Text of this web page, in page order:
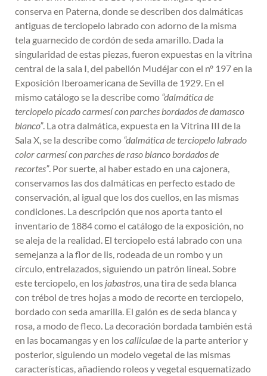
conserva en Paterna, donde se describen dos dalmáticas
antiguas de terciopelo labrado con adorno de la misma
tela guarnecido de cordón de seda amarillo. Dada la
singularidad de estas piezas, fueron expuestas en la vitrina
central de la sala I, del pabellón Mudéjar con el nº 197 en la
Exposición Iberoamericana de Sevilla de 1929. En el
mismo catálogo se la describe como “dalmática de
terciopelo picado carmesí con parches bordados de damasco
blanco”. La otra dalmática, expuesta en la Vitrina III de la
Sala X, se la describe como “dalmática de terciopelo labrado
color carmesí con parches de raso blanco bordados de
recortes”. Por suerte, al haber estado en una cajonera,
conservamos las dos dalmáticas en perfecto estado de
conservación, al igual que los dos cuellos, en las mismas
condiciones. La descripción que nos aporta tanto el
inventario de 1884 como el catálogo de la exposición, no
se aleja de la realidad. El terciopelo está labrado con una
semejanza a la flor de lis, rodeada de un rombo y un
círculo, entrelazados, siguiendo un patrón lineal. Sobre
este terciopelo, en los jabastros , una tira de seda blanca
con trébol de tres hojas a modo de recorte en terciopelo,
bordado con seda amarilla. El galón es de seda blanca y
rosa, a modo de fleco. La decoración bordada también está
en las bocamangas y en loscalliculaede la parte anterior y
posterior, siguiendo un modelo vegetal de las mismas
características, añadiendo roleos y vegetal esquematizado